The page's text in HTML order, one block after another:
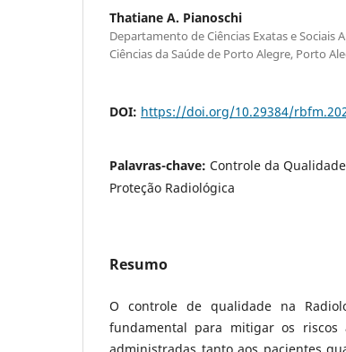
Thatiane A. Pianoschi
Departamento de Ciências Exatas e Sociais
Ciências da Saúde de Porto Alegre, Porto
DOI: https://doi.org/10.29384/
Palavras-chave: Controle da
Proteção Radiológica
Resumo
O controle de qualidade na
fundamental para mitigar os riscos